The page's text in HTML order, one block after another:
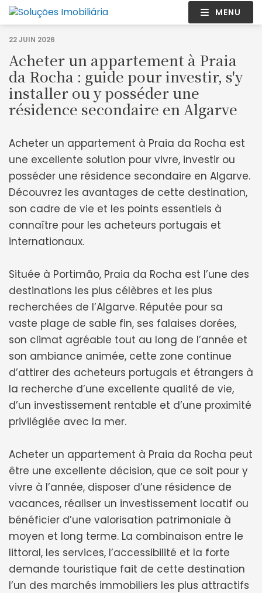
MENU
22 JUIN 2026
Acheter un appartement à Praia
da Rocha : guide pour investir, s'y
installer ou y posséder une
résidence secondaire en Algarve
Acheter un appartement à Praia da Rocha est
une excellente solution pour vivre, investir ou
posséder une résidence secondaire en Algarve.
Découvrez les avantages de cette destination,
son cadre de vie et les points essentiels à
connaître pour les acheteurs portugais et
internationaux.
Située à Portimão, Praia da Rocha est l’une des
destinations les plus célèbres et les plus
recherchées de l’Algarve. Réputée pour sa
vaste plage de sable fin, ses falaises dorées,
son climat agréable tout au long de l’année et
son ambiance animée, cette zone continue
d’attirer des acheteurs portugais et étrangers à
la recherche d’une excellente qualité de vie,
d’un investissement rentable et d’une proximité
privilégiée avec la mer.
Acheter un appartement à Praia da Rocha peut
être une excellente décision, que ce soit pour y
vivre à l’année, disposer d’une résidence de
vacances, réaliser un investissement locatif ou
bénéficier d’une valorisation patrimoniale à
moyen et long terme. La combinaison entre le
littoral, les services, l’accessibilité et la forte
demande touristique fait de cette destination
l’un des marchés immobiliers les plus attractifs